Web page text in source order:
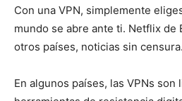
Con una VPN, simplemente
mundo se abre ante ti. Netflix de
otros países, noticias sin censura.
En algunos países, las VPNs son